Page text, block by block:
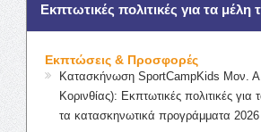
Εκπτωτικές πολιτικές για τα μέλη
Εκπτώσεις & Προσφορές
Κατασκήνωση SportCampKids Μον.
Κορινθίας): Εκπτωτικές πολιτικές
τα κατασκηνωτικά προγράμματα 2026